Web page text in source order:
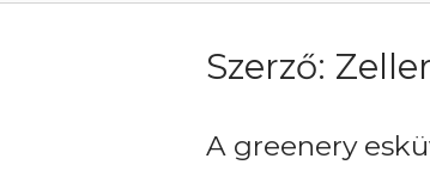
Szerző:
A greenery